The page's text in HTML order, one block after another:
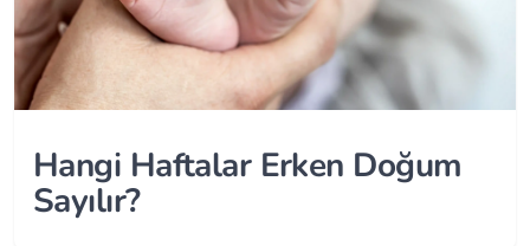
Hangi Haftalar Erken Doğum
Sayılır?